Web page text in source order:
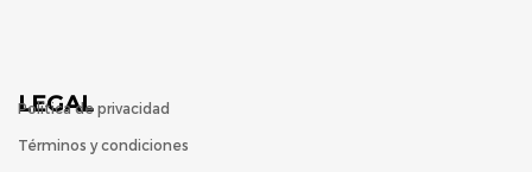
LEGAL
Política de privacidad
Términos y condiciones